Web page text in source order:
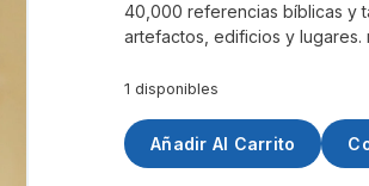
40,000 referencias bíblicas y
artefactos, edificios y lugares.
1 disponibles
Añadir Al Carrito